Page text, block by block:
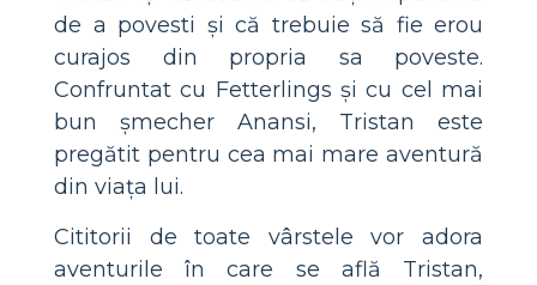
de a povesti și că trebuie să fie erou
curajos din propria sa poveste.
Confruntat cu Fetterlings și cu cel mai
bun șmecher Anansi, Tristan este
pregătit pentru cea mai mare aventură
din viața lui.
Cititorii de toate vârstele vor adora
aventurile în care se află Tristan,